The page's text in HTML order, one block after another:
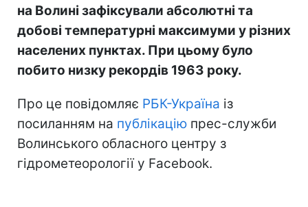
на Волині зафіксували абсолютні та
добові температурні максимуми у різних
населених пунктах. При цьому було
побито низку рекордів 1963 року.
Про це повідомляє РБК-Україна із
посиланням на публікацію прес-служби
Волинського обласного центру з
гідрометеорології у Facebook.